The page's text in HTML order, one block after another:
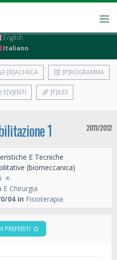
English
Italiano
[B]ACHECA [P]ROGRAMMA
E[V]ENTI [F]ILES
1 2011/2012
E Tecniche
(biomeccanica)
E Chirurgia
04 in Fisioterapia